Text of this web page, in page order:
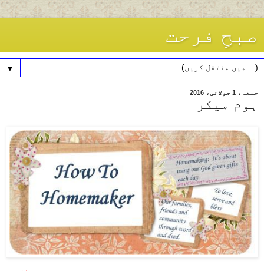
صبحِ فرحت
▼
جمعہ، 1 جولائی، 2016
ہوم میکر